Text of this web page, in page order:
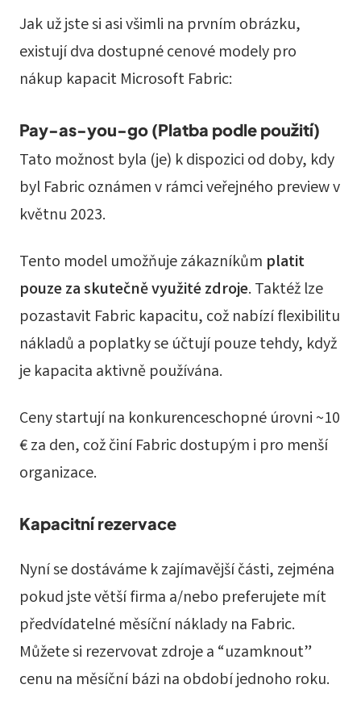
Jak už jste si asi všimli na prvním obrázku,
existují dva dostupné cenové modely pro
nákup kapacit Microsoft Fabric:
Pay-as-you-go (Platba podle použití)
Tato možnost byla (je) k dispozici od doby, kdy
byl Fabric oznámen v rámci veřejného preview v
květnu 2023.
Tento model umožňuje zákazníkům platit
pouze za skutečně využité zdroje. Taktéž lze
pozastavit Fabric kapacitu, což nabízí flexibilitu
nákladů a poplatky se účtují pouze tehdy, když
je kapacita aktivně používána.
Ceny startují na konkurenceschopné úrovni ~10
€ za den, což činí Fabric dostupým i pro menší
organizace.
Kapacitní rezervace
Nyní se dostáváme k zajímavější části, zejména
pokud jste větší firma a/nebo preferujete mít
předvídatelné měsíční náklady na Fabric.
Můžete si rezervovat zdroje a “uzamknout”
cenu na měsíční bázi na období jednoho roku.